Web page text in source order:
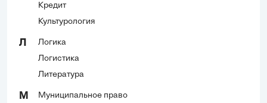
Кредит
Культурология
Л
Логика
Логистика
Литература
М
Муниципальное право